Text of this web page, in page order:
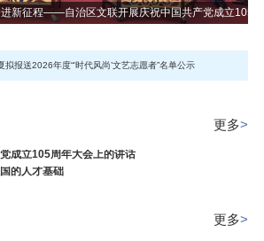
文创基地获批中国文联“文艺两新”实践创新基地
拟报送2026年度“'时代风尚’文艺志愿者”名单公示
更多>
成立105周年大会上的讲话
的人才基础
更多>